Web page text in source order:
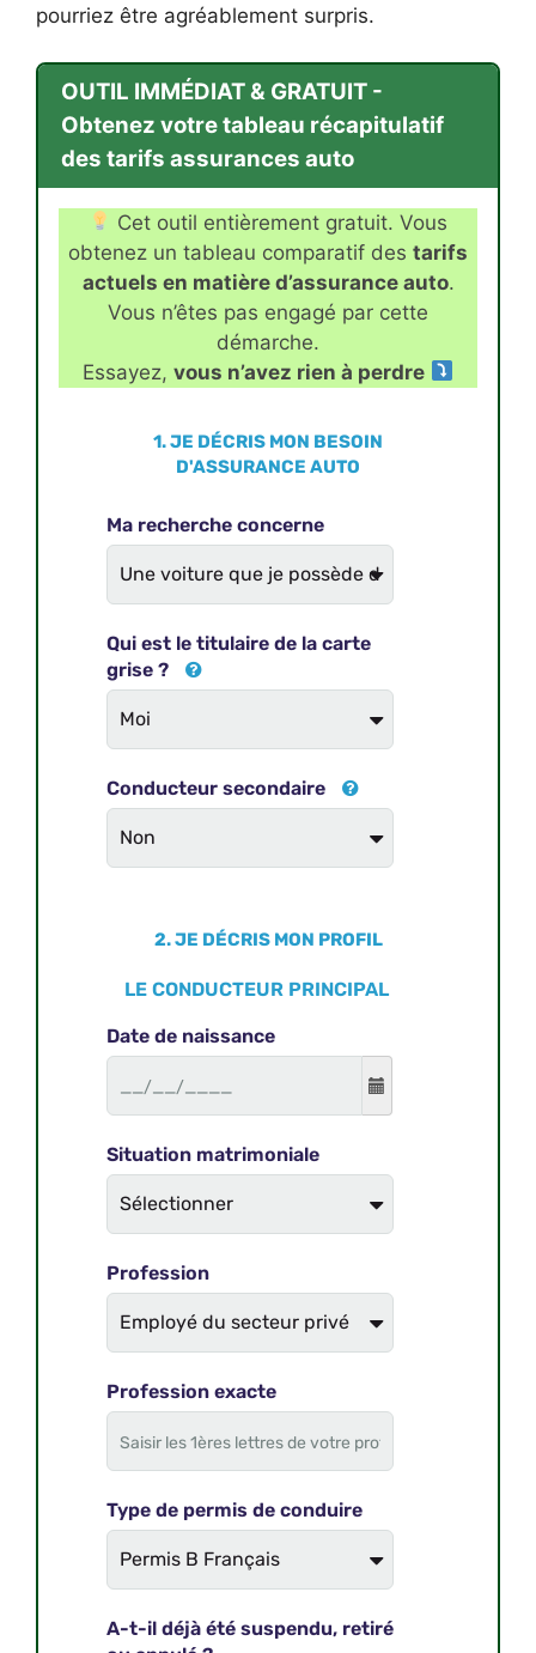
pourriez être agréablement surpris.
OUTIL IMMÉDIAT & GRATUIT -
Obtenez votre tableau récapitulatif
des tarifs assurances auto
Cet outil entièrement gratuit. Vous
obtenez un tableau comparatif des tarifs
actuels en matière d’assurance auto.
Vous n’êtes pas engagé par cette
démarche.
Essayez, vous n’avez rien à perdre